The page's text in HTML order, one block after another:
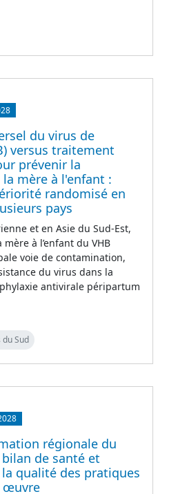
du virus de
versus traitement
prévenir la
mère à l'enfant :
randomisé en
pays
et en Asie du Sud-Est,
à l’enfant du VHB
voie de contamination,
du virus dans la
antivirale péripartum
du Sud
régionale du
de santé et
qualité des pratiques
œuvre